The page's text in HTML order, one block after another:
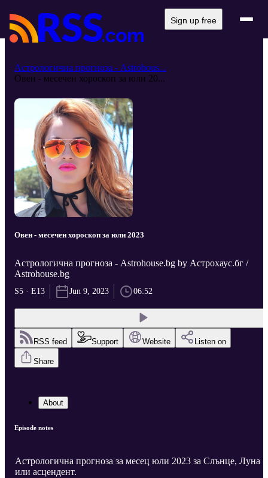
Sign up free
Астрологична прогноза - Astrohous...
Овен - месечен хороскоп за юли 20...
Овен - месечен хороскоп за юли 2023
Астрологична прогноза - Astrohouse.bg by Астрохаус.бг /
Astrohouse.bg
S5 · E13 Jun 9, 2023 06:52
RSS feed Support Website Listen on
Share
About
Episode notes
Астрологична прогноза за месец юли 2023 за Слънце, Луна
или асцендент.